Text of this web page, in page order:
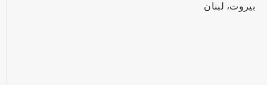
بيروت، لبنان